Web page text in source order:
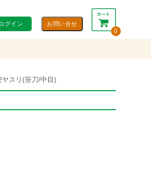
ログイン
0
カートを見る・注文する
スリ(笹刀/中目)